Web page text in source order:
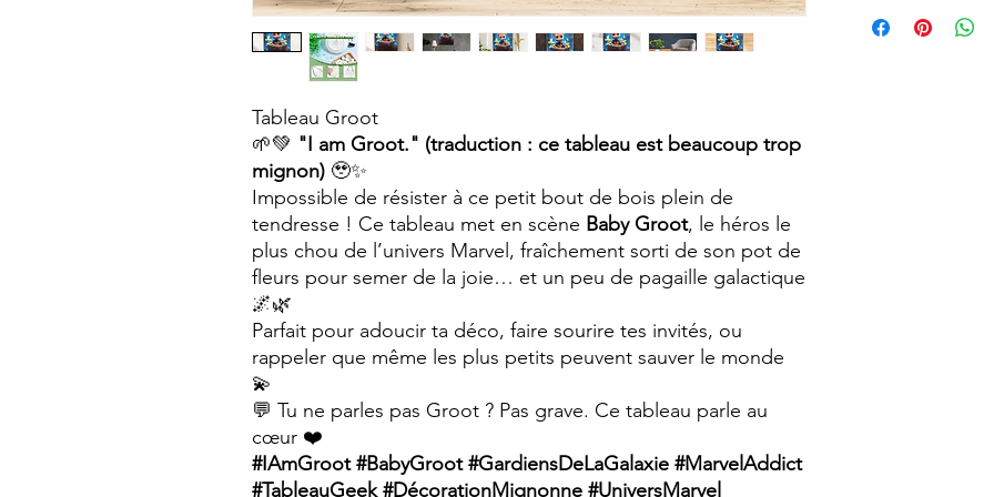
Tableau Groot
🌱💚 "I am Groot." (traduction : ce tableau est beaucoup trop
mignon) 🥹✨
Impossible de résister à ce petit bout de bois plein de
tendresse ! Ce tableau met en scène Baby Groot, le héros le
plus chou de l’univers Marvel, fraîchement sorti de son pot de
fleurs pour semer de la joie… et un peu de pagaille galactique
🌌🌿
Parfait pour adoucir ta déco, faire sourire tes invités, ou
rappeler que même les plus petits peuvent sauver le monde
💫
💬 Tu ne parles pas Groot ? Pas grave. Ce tableau parle au
cœur ❤️
#IAmGroot #BabyGroot #GardiensDeLaGalaxie #MarvelAddict
#TableauGeek #DécorationMignonne #UniversMarvel
vintage.
proposons en